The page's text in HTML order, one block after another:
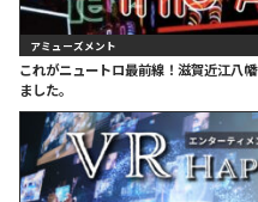
アミューズメント
これがニュートロ最前線！滋賀近江八
ました。